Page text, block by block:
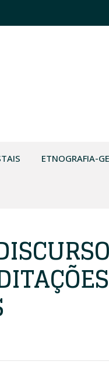
ETNOGRAFIA-